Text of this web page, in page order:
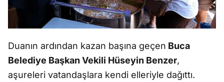
Duanın ardından kazan başına geçen Buca
Belediye Başkan Vekili Hüseyin Benzer,
aşureleri vatandaşlara kendi elleriyle dağıttı.